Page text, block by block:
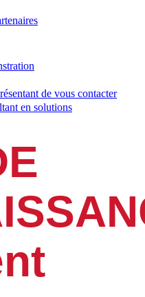
de vous contacter
en solutions